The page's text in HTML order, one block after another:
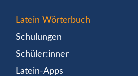
Latein Wörterbuch
Schulungen
Schüler:innen
Latein-Apps